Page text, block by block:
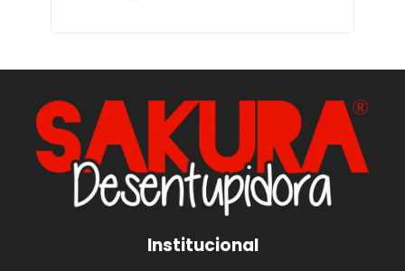
Institucional